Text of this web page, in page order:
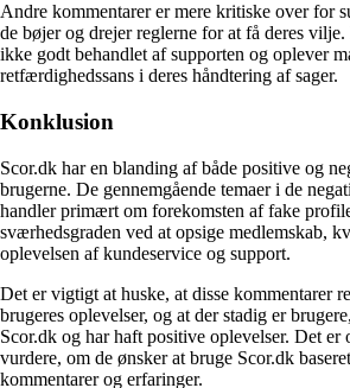
Andre kommentarer er mere kritiske over for
de bøjer og drejer reglerne for at få deres
ikke godt behandlet af supporten og oplever
retfærdighedssans i deres håndtering af sager.
Konklusion
Scor.dk har en blanding af både positive og
brugerne. De gennemgående temaer i de
handler primært om forekomsten af fake
sværhedsgraden ved at opsige medlemskab,
oplevelsen af kundeservice og support.
Det er vigtigt at huske, at disse kommentarer
brugeres oplevelser, og at der stadig er
Scor.dk og har haft positive oplevelser. Det er
vurdere, om de ønsker at bruge Scor.dk
kommentarer og erfaringer.